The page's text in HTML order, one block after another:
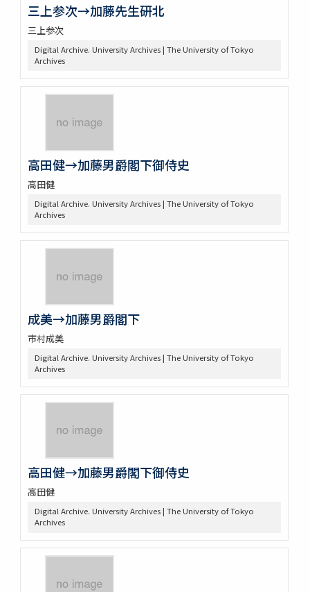
三上参次→加藤先生研北
三上参次
Digital Archive. University Archives | The University of Tokyo
Archives
高田健→加藤男爵閣下御侍史
高田健
Digital Archive. University Archives | The University of Tokyo
Archives
成美→加藤男爵閣下
市村成美
Digital Archive. University Archives | The University of Tokyo
Archives
高田健→加藤男爵閣下御侍史
高田健
Digital Archive. University Archives | The University of Tokyo
Archives